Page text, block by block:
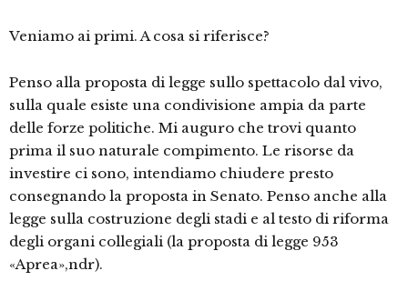
Veniamo ai primi. A cosa si riferisce?
Penso alla proposta di legge sullo spettacolo dal vivo,
sulla quale esiste una condivisione ampia da parte
delle forze politiche. Mi auguro che trovi quanto
prima il suo naturale compimento. Le risorse da
investire ci sono, intendiamo chiudere presto
consegnando la proposta in Senato. Penso anche alla
legge sulla costruzione degli stadi e al testo di riforma
degli organi collegiali (la proposta di legge 953
«Aprea»,ndr).